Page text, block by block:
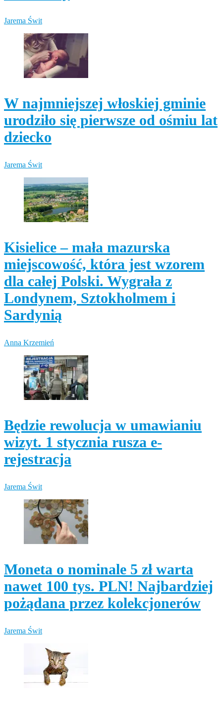
Jarema Świt
W najmniejszej włoskiej gminie
urodziło się pierwsze od ośmiu lat
dziecko
Jarema Świt
Kisielice – mała mazurska
miejscowość, która jest wzorem
dla całej Polski. Wygrała z
Londynem, Sztokholmem i
Sardynią
Anna Krzemień
Będzie rewolucja w umawianiu
wizyt. 1 stycznia rusza e-
rejestracja
Jarema Świt
Moneta o nominale 5 zł warta
nawet 100 tys. PLN! Najbardziej
pożądana przez kolekcjonerów
Jarema Świt